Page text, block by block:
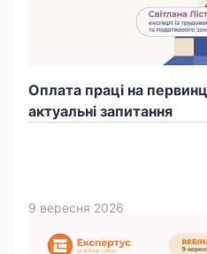
Оплата праці на
актуальні запитання
9 вересня 2026